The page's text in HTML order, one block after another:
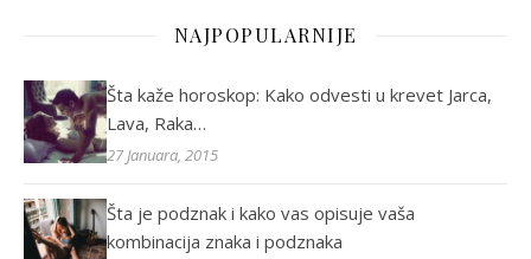
NAJPOPULARNIJE
Šta kaže horoskop: Kako odvesti u krevet Jarca,
Lava, Raka…
27 Januara, 2015
Šta je podznak i kako vas opisuje vaša
kombinacija znaka i podznaka